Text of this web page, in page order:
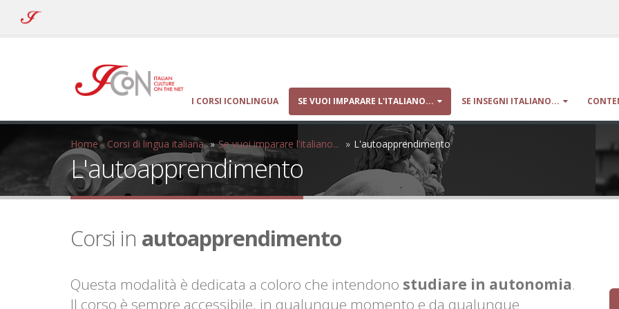
ICoN
I CORSI ICONLINGUA SE VUOI IMPARARE L'ITALIANO... SE INSEGNI ITALIANO...
Home - Corsi di lingua italiana Se vuoi imparare l'italiano... L'autoapprendimento
L'autoapprendimento
Corsi in autoapprendimento
Questa modalità è dedicata a coloro che intendono studiare in autonomia.
Il corso è sempre accessibile, in qualunque momento e da qualunque